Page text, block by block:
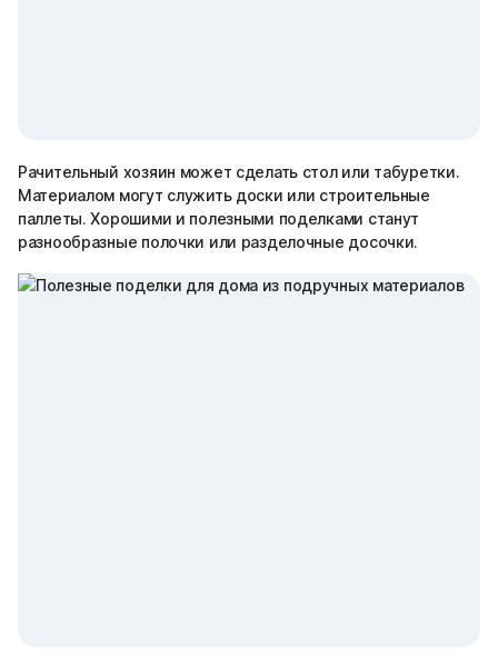
Рачительный хозяин может сделать стол или табуретки.
Материалом могут служить доски или строительные
паллеты. Хорошими и полезными поделками станут
разнообразные полочки или разделочные досочки.